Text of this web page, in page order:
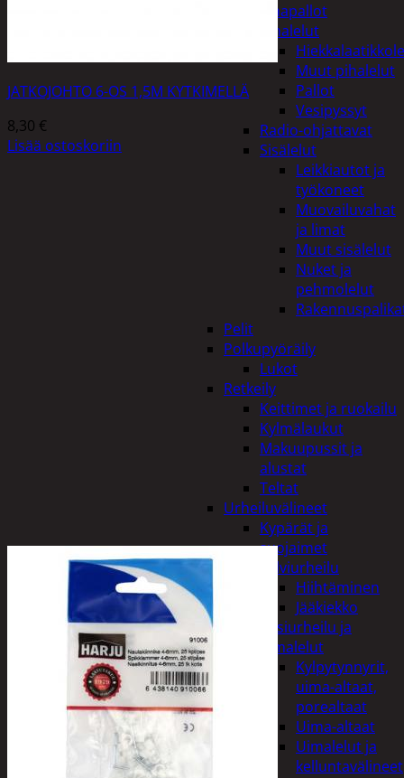
Ilmapallot
Pihalelut
Muut pihalelut
Pallot
Vesipyssyt
Radio-ohjattavat
Sisälelut
Leikkiautot ja
työkoneet
Muovailuvahat
ja limat
Muut sisälelut
Nuket ja
pehmolelut
Pelit
Polkupyöräily
Lukot
Retkeily
Keittimet ja ruokailu
Kylmälaukut
Makuupussit ja
alustat
Teltat
Urheiluvälineet
Kypärät ja
suojaimet
Talviurheilu
Hiihtäminen
Jääkiekko
Vesiurheilu ja
uimalelut
Kylpytynnyrit,
uima-altaat,
porealtaat
Uima-altaat
Uimalelut ja
kelluntavälineet
JATKOJOHTO 6-OS 1,5M KYTKIMELLÄ
8,30 €
Lisää ostoskoriin